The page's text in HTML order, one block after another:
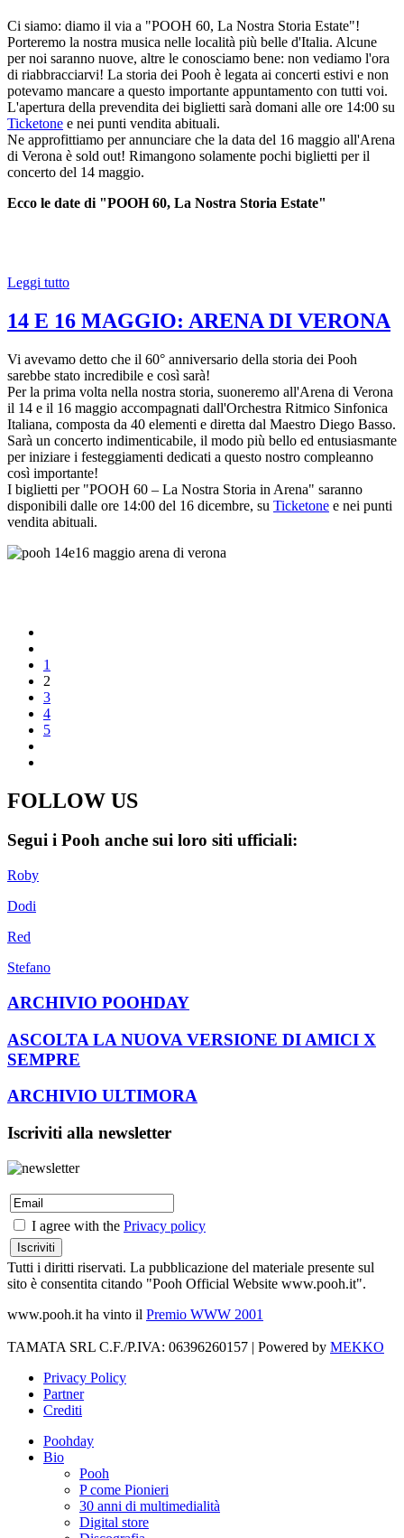
Ci siamo: diamo il via a "POOH 60, La Nostra Storia Estate"!
Porteremo la nostra musica nelle località più belle d'Italia. Alcune
per noi saranno nuove, altre le conosciamo bene: non vediamo l'ora
di riabbracciarvi! La storia dei Pooh è legata ai concerti estivi e non
potevamo mancare a questo importante appuntamento con tutti voi.
L'apertura della prevendita dei biglietti sarà domani alle ore 14:00 su
Ticketone e nei punti vendita abituali.
Ne approfittiamo per annunciare che la data del 16 maggio all'Arena
di Verona è sold out! Rimangono solamente pochi biglietti per il
concerto del 14 maggio.
Ecco le date di "POOH 60, La Nostra Storia Estate"
Leggi tutto
14 E 16 MAGGIO: ARENA DI VERONA
Vi avevamo detto che il 60° anniversario della storia dei Pooh
sarebbe stato incredibile e così sarà!
Per la prima volta nella nostra storia, suoneremo all'Arena di Verona
il 14 e il 16 maggio accompagnati dall'Orchestra Ritmico Sinfonica
Italiana, composta da 40 elementi e diretta dal Maestro Diego Basso.
Sarà un concerto indimenticabile, il modo più bello ed entusiasmante
per iniziare i festeggiamenti dedicati a questo nostro compleanno
così importante!
I biglietti per "POOH 60 – La Nostra Storia in Arena" saranno
disponibili dalle ore 14:00 del 16 dicembre, su Ticketone e nei punti
vendita abituali.
1
2
3
4
5
FOLLOW US
Segui i Pooh anche sui loro siti ufficiali:
Roby
Dodi
Red
Stefano
ARCHIVIO POOHDAY
ASCOLTA LA NUOVA VERSIONE DI AMICI X
SEMPRE
ARCHIVIO ULTIMORA
Iscriviti alla newsletter
I agree with the Privacy policy
Tutti i diritti riservati. La pubblicazione del materiale presente sul
sito è consentita citando "Pooh Official Website www.pooh.it".
www.pooh.it ha vinto il Premio WWW 2001
TAMATA SRL C.F./P.IVA: 06396260157 | Powered by MEKKO
Privacy Policy
Partner
Crediti
Poohday
Bio
Pooh
P come Pionieri
30 anni di multimedialità
Digital store